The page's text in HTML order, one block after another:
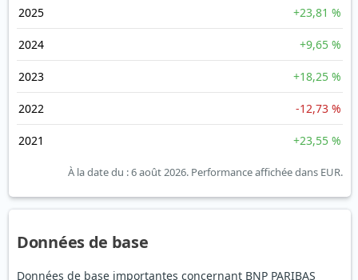
2025 +23,81 %
2024 +9,65 %
2023 +18,25 %
2022 -12,73 %
2021 +23,55 %
À la date du : 6 août 2026. Performance affichée dans EUR.
Données de base
Données de base importantes concernant BNP PARIBAS